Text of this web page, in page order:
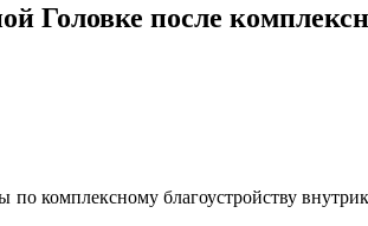
Головке после
комплексному благоустройству